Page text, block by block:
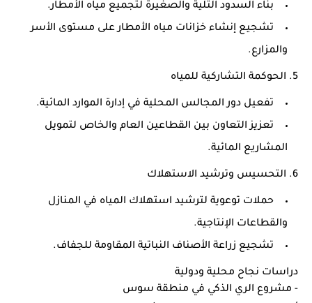
بناء السدود التلية والصغيرة لتجميع مياه الأمطار.
تشجيع إنشاء خزانات مياه الأمطار على مستوى الأسر
والمزارع.
5. الحوكمة التشاركية للمياه
تفعيل دور المجالس المحلية في إدارة الموارد المائية.
تعزيز التعاون بين القطاعين العام والخاص لتمويل
المشاريع المائية.
6. التحسيس وترشيد الاستهلاك
حملات توعوية لترشيد استهلاك المياه في المنازل
والقطاعات الإنتاجية.
تشجيع زراعة الأصناف النباتية المقاومة للجفاف.
دراسات نجاح محلية ودولية
- مشروع الري الذكي في منطقة سوس